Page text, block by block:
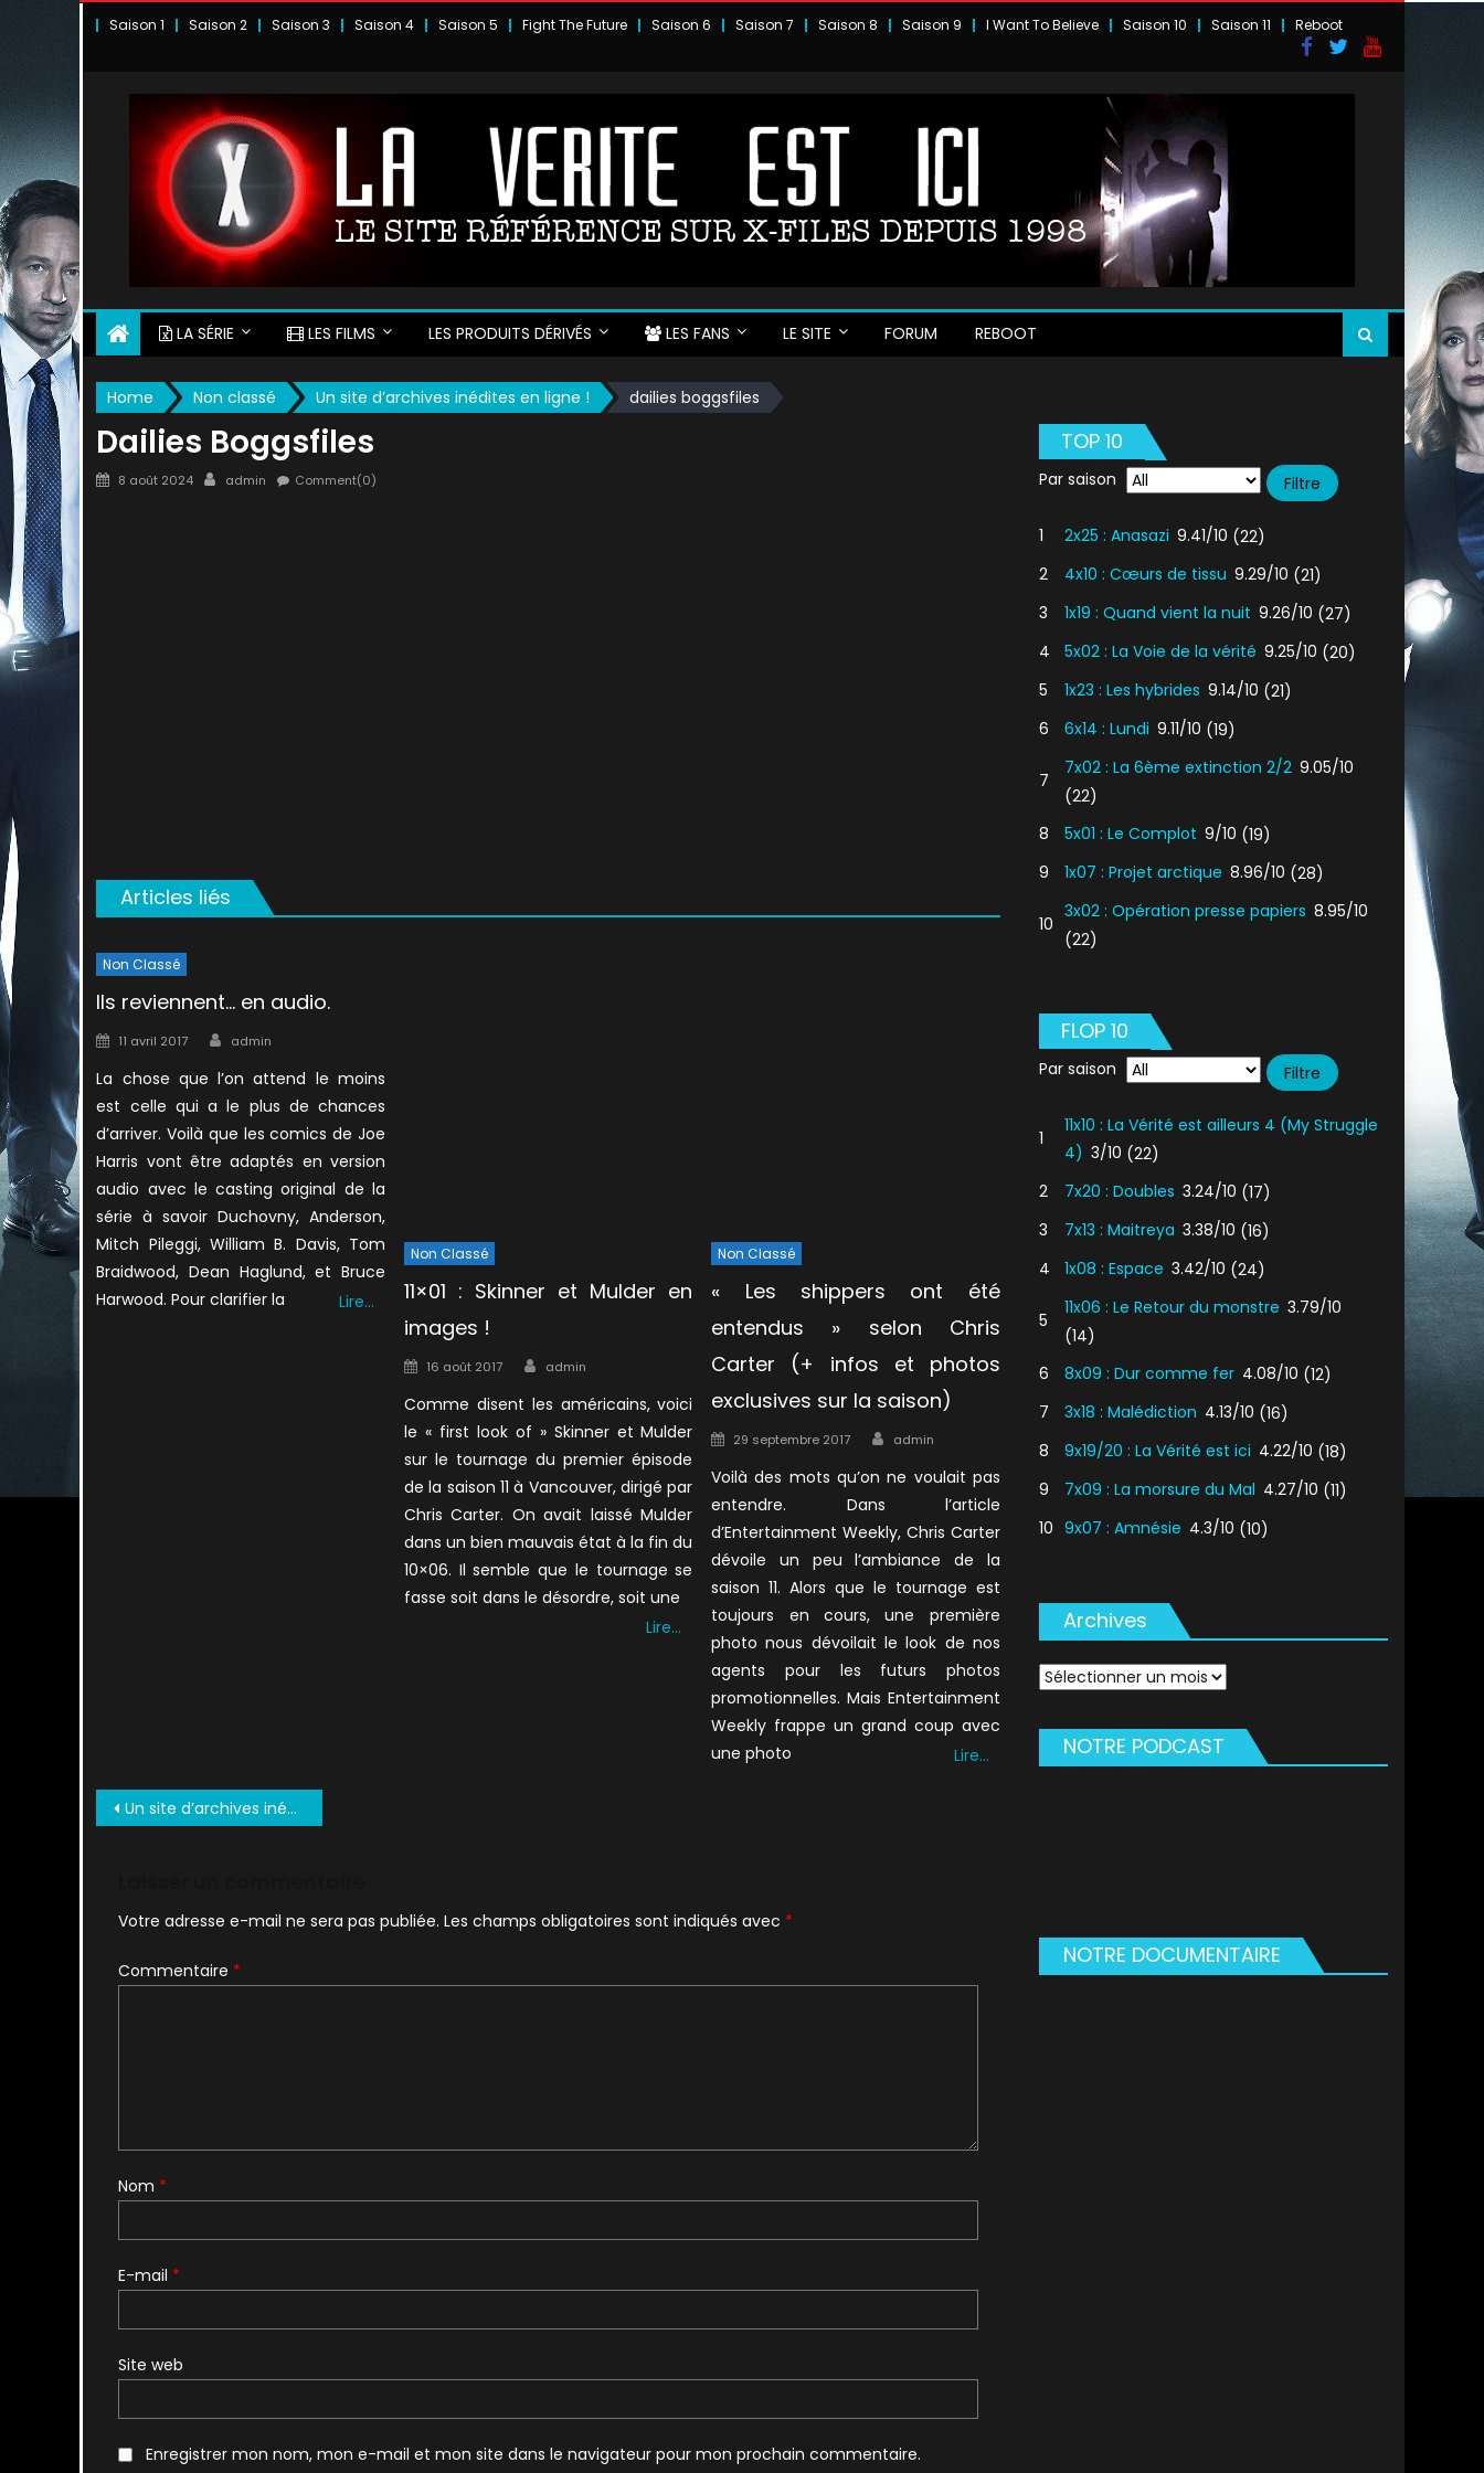
Saison 1 Saison 2 Saison 3 Saison 4 Saison 5 Fight The Future Saison 6 Saison 7 Saison 8 Saison 9 I Want To Believe Saison 10 Saison 11 Reboot
LA SÉRIE LES FILMS LES PRODUITS DÉRIVÉS LES FANS LE SITE FORUM REBOOT
Home Non classé Un site d’archives inédites en ligne ! dailies boggsfiles
Dailies Boggsfiles
Posted
8 août 2024 Author
admin Comment(0)
Articles liés
Non Classé
Ils reviennent… en audio.
Posted
11 avril 2017 Author
admin
La chose que l’on attend le moins
est celle qui a le plus de chances
d’arriver. Voilà que les comics de Joe
Harris vont être adaptés en version
audio avec le casting original de la
série à savoir Duchovny, Anderson,
Mitch Pileggi, William B. Davis, Tom
Braidwood, Dean Haglund, et Bruce
Harwood. Pour clarifier la
Lire…
Non Classé
11×01 : Skinner et Mulder en
images !
Posted
16 août 2017 Author
admin
Comme disent les américains, voici
le « first look of » Skinner et Mulder
sur le tournage du premier épisode
de la saison 11 à Vancouver, dirigé par
Chris Carter. On avait laissé Mulder
dans un bien mauvais état à la fin du
10×06. Il semble que le tournage se
fasse soit dans le désordre, soit une
Lire…
Non Classé
« Les shippers ont été
entendus » selon Chris
Carter (+ infos et photos
exclusives sur la saison)
Posted
29 septembre 2017 Author
admin
Voilà des mots qu’on ne voulait pas
entendre. Dans l’article
d’Entertainment Weekly, Chris Carter
dévoile un peu l’ambiance de la
saison 11. Alors que le tournage est
toujours en cours, une première
photo nous dévoilait le look de nos
agents pour les futurs photos
promotionnelles. Mais Entertainment
Weekly frappe un grand coup avec
une photo
Lire…
Navigation
Un site d’archives inédites en ligne !
Votre adresse e-mail ne sera pas publiée. Les champs obligatoires sont indiqués avec *
Commentaire *
Nom *
E-mail *
Site web
Enregistrer mon nom, mon e-mail et mon site dans le navigateur pour mon prochain commentaire.
TOP 10
Par saison
1 2x25 : Anasazi 9.41/10 (22)
2
4x10 : Cœurs de tissu 9.29/10 (21)
3
1x19 : Quand vient la nuit 9.26/10 (27)
4
5x02 : La Voie de la vérité 9.25/10 (20)
5
1x23 : Les hybrides 9.14/10 (21)
6
6x14 : Lundi 9.11/10 (19)
7
7x02 : La 6ème extinction 2/2 9.05/10
(22)
8
5x01 : Le Complot 9/10 (19)
9
1x07 : Projet arctique 8.96/10 (28)
10
3x02 : Opération presse papiers 8.95/10
(22)
FLOP 10
Par saison
1
11x10 : La Vérité est ailleurs 4 (My Struggle
4) 3/10 (22)
2
7x20 : Doubles 3.24/10 (17)
3
7x13 : Maitreya 3.38/10 (16)
4
1x08 : Espace 3.42/10 (24)
5
11x06 : Le Retour du monstre 3.79/10
(14)
6
8x09 : Dur comme fer 4.08/10 (12)
7
3x18 : Malédiction 4.13/10 (16)
8
9x19/20 : La Vérité est ici 4.22/10 (18)
9
7x09 : La morsure du Mal 4.27/10 (11)
10 9x07 : Amnésie 4.3/10 (10)
Archives
Archives
NOTRE PODCAST
NOTRE DOCUMENTAIRE